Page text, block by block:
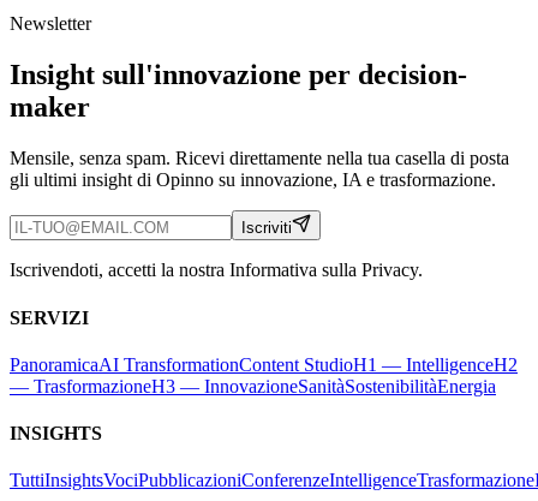
Newsletter
Insight sull'innovazione per decision-
maker
Mensile, senza spam. Ricevi direttamente nella tua casella di posta
gli ultimi insight di Opinno su innovazione, IA e trasformazione.
Iscriviti
Iscrivendoti, accetti la nostra Informativa sulla Privacy.
SERVIZI
PanoramicaAI TransformationContent StudioH1 — IntelligenceH2
— TrasformazioneH3 — InnovazioneSanitàSostenibilitàEnergia
INSIGHTS
TuttiInsightsVociPubblicazioniConferenzeIntelligenceTrasformazione